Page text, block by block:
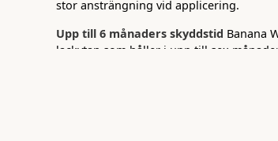
stor ansträngning vid applicering.
Upp till 6 månaders skyddstid Banana
lackytan som håller i upp till sex
av istället för att fastna, vilket håller